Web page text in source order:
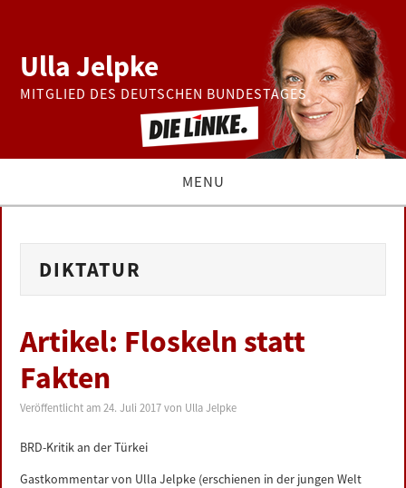
Ulla Jelpke
MITGLIED DES DEUTSCHEN BUNDESTAGES
MENU
BUNDESTAG
PRESSE
ZUR PERSON
DATENSCHUTZERKLÄRUNG
DIKTATUR
Artikel: Floskeln statt
Fakten
Veröffentlicht am24. Juli 2017 von Ulla Jelpke
BRD-Kritik an der Türkei
Gastkommentar von Ulla Jelpke (erschienen in der jungen Welt